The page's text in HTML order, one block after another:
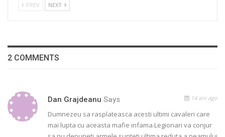
PREV NEXT
2 COMMENTS
Dan Grajdeanu Says 14 ani ago
Dumnezeu sa rasplateasca acesti ultimi cavaleri care
mai lupta cu aceasta mafie infama.Legionari va conjur